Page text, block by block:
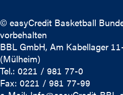
© easyCredit Basketball
vorbehalten
BBL GmbH, Am Kabellager
(Mülheim)
Tel.: 0221 / 981 77-0
Fax: 0221 / 981 77-99